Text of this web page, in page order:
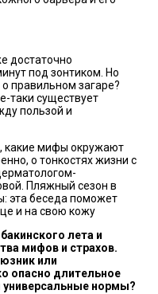
достаточно
под зонтиком. Но
правильном загаре?
таки существует
пользой и
какие мифы окружают
о тонкостях жизни с
Пляжный сезон в
эта беседа поможет
и на свою кожу
лета и
мифов и страхов.
или
опасно длительное
универсальные нормы?